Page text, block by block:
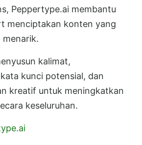
Peppertype.ai membantu
menciptakan konten yang
menarik.
kalimat,
kunci potensial, dan
kreatif untuk meningkatkan
keseluruhan.